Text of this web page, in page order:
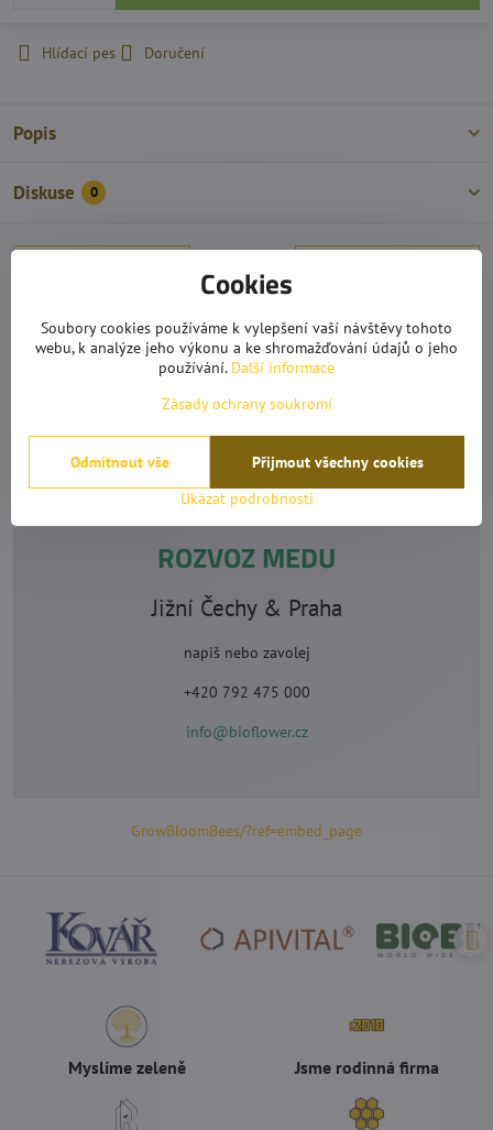
Hlídací pes Doručení
Popis
Diskuse 0
OTEVÍRACÍ DOBA
Po-Čt 9°°-17°°
Pá 9°°-16:30
ROZVOZ MEDU
Jižní Čechy & Praha
napiš nebo zavolej
+420 792 475 000
info@bioflower.cz
GrowBloomBees/?ref=embed_page
Myslíme zeleně Jsme rodinná firma
Cookies
Soubory cookies používáme k vylepšení vaší návštěvy tohoto
webu, k analýze jeho výkonu a ke shromažďování údajů o jeho
používání. Další informace
Zásady ochrany soukromí
Ukázat podrobnosti
Přijmout všechny cookies
Odmítnout vše